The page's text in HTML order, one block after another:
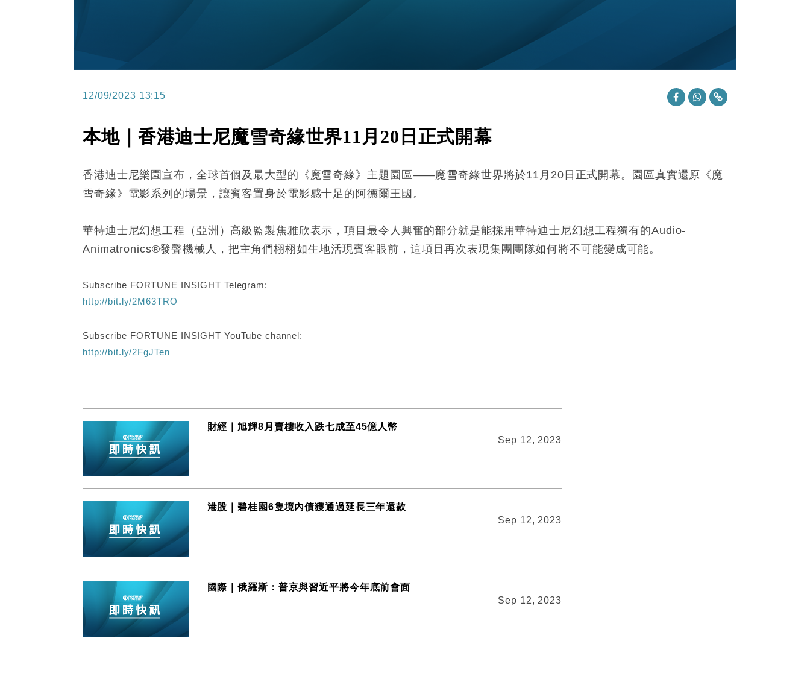
12/09/2023 13:15
本地｜香港迪士尼魔雪奇緣世界11月20日正式開幕
香港迪士尼樂園宣布，全球首個及最大型的《魔雪奇緣》主題園區——魔雪奇緣世界將於11月20日正式開幕。園區真實還原《魔
雪奇緣》電影系列的場景，讓賓客置身於電影感十足的阿德爾王國。
華特迪士尼幻想工程（亞洲）高級監製焦雅欣表示，項目最令人興奮的部分就是能採用華特迪士尼幻想工程獨有的Audio-
Animatronics®發聲機械人，把主角們栩栩如生地活現賓客眼前，這項目再次表現集團團隊如何將不可能變成可能。
Subscribe FORTUNE INSIGHT Telegram:
http://bit.ly/2M63TRO
Subscribe FORTUNE INSIGHT YouTube channel:
http://bit.ly/2FgJTen
財經｜旭輝8月賣樓收入跌七成至45億人幣
Sep 12, 2023
港股｜碧桂園6隻境內債獲通過延長三年還款
Sep 12, 2023
國際｜俄羅斯：普京與習近平將今年底前會面
Sep 12, 2023